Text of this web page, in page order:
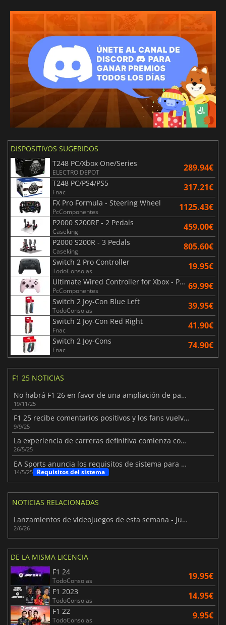
DISPOSITIVOS SUGERIDOS
T248 PC/Xbox One/Series
ELECTRO DEPOT 289.94€
T248 PC/PS4/PS5
Fnac 317.21€
FX Pro Formula - Steering Wheel
PcComponentes 1125.43€
P2000 S200RF - 2 Pedals
Caseking 459.00€
P2000 S200R - 3 Pedals
Caseking 805.60€
Switch 2 Pro Controller
TodoConsolas 19.95€
Ultimate Wired Controller for Xbox - Pink
PcComponentes 69.99€
Switch 2 Joy-Con Blue Left
TodoConsolas 39.95€
Switch 2 Joy-Con Red Right
Fnac 41.90€
Switch 2 Joy-Cons
Fnac 74.90€
F1 25 NOTICIAS
No habrá F1 26 en favor de una ampliación de pago para F1 25
19/11/25
F1 25 recibe comentarios positivos y los fans vuelven a la pista
9/9/25
La experiencia de carreras definitiva comienza con F1 25
26/5/25
EA Sports anuncia los requisitos de sistema para PC de F1 25
14/5/25 Requisitos del sistema
NOTICIAS RELACIONADAS
Lanzamientos de videojuegos de esta semana - Junio de 2026 (Semana 23)
2/6/26
DE LA MISMA LICENCIA
F1 24
TodoConsolas 19.95€
F1 2023
TodoConsolas 14.95€
F1 22
TodoConsolas 9.95€